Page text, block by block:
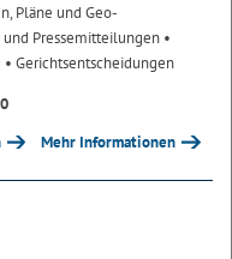
Pläne und Geo-
Pressemitteilungen •
• Gerichtsentscheidungen
Mehr Informationen